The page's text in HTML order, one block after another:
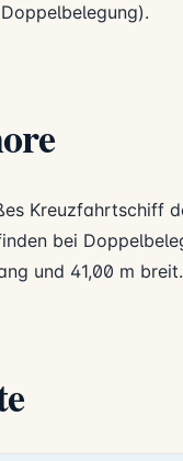
Kreuzfahrtschiff
bei
und 41,00 m breit.